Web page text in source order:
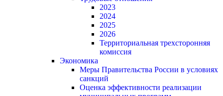
2023
2024
2025
2026
Территориальная трехсторонняя
комиссия
Экономика
Меры Правительства России в условиях
санкций
Оценка эффективности реализации